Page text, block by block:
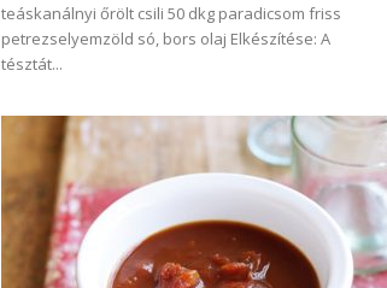
teáskanálnyi őrölt csili 50 dkg paradicsom friss
petrezselyemzöld só, bors olaj Elkészítése: A
tésztát...